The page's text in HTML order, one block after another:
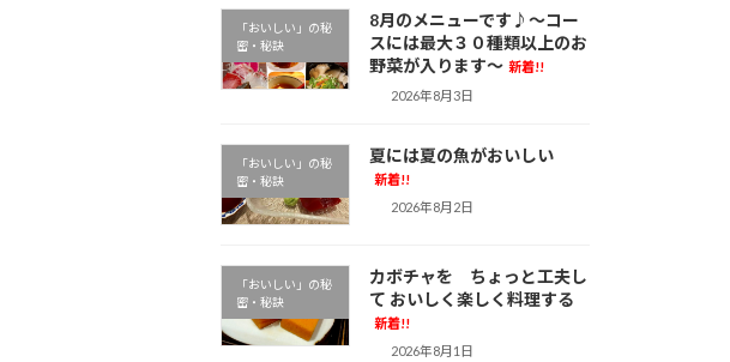
「おいしい」の秘
密・秘訣
8月のメニューです♪～コー
スには最大３０種類以上のお
野菜が入ります～ 新着!!
2026年8月3日
「おいしい」の秘
密・秘訣
夏には夏の魚がおいしい
新着!!
2026年8月2日
「おいしい」の秘
密・秘訣
カボチャを ちょっと工夫し
て おいしく楽しく料理する
新着!!
2026年8月1日